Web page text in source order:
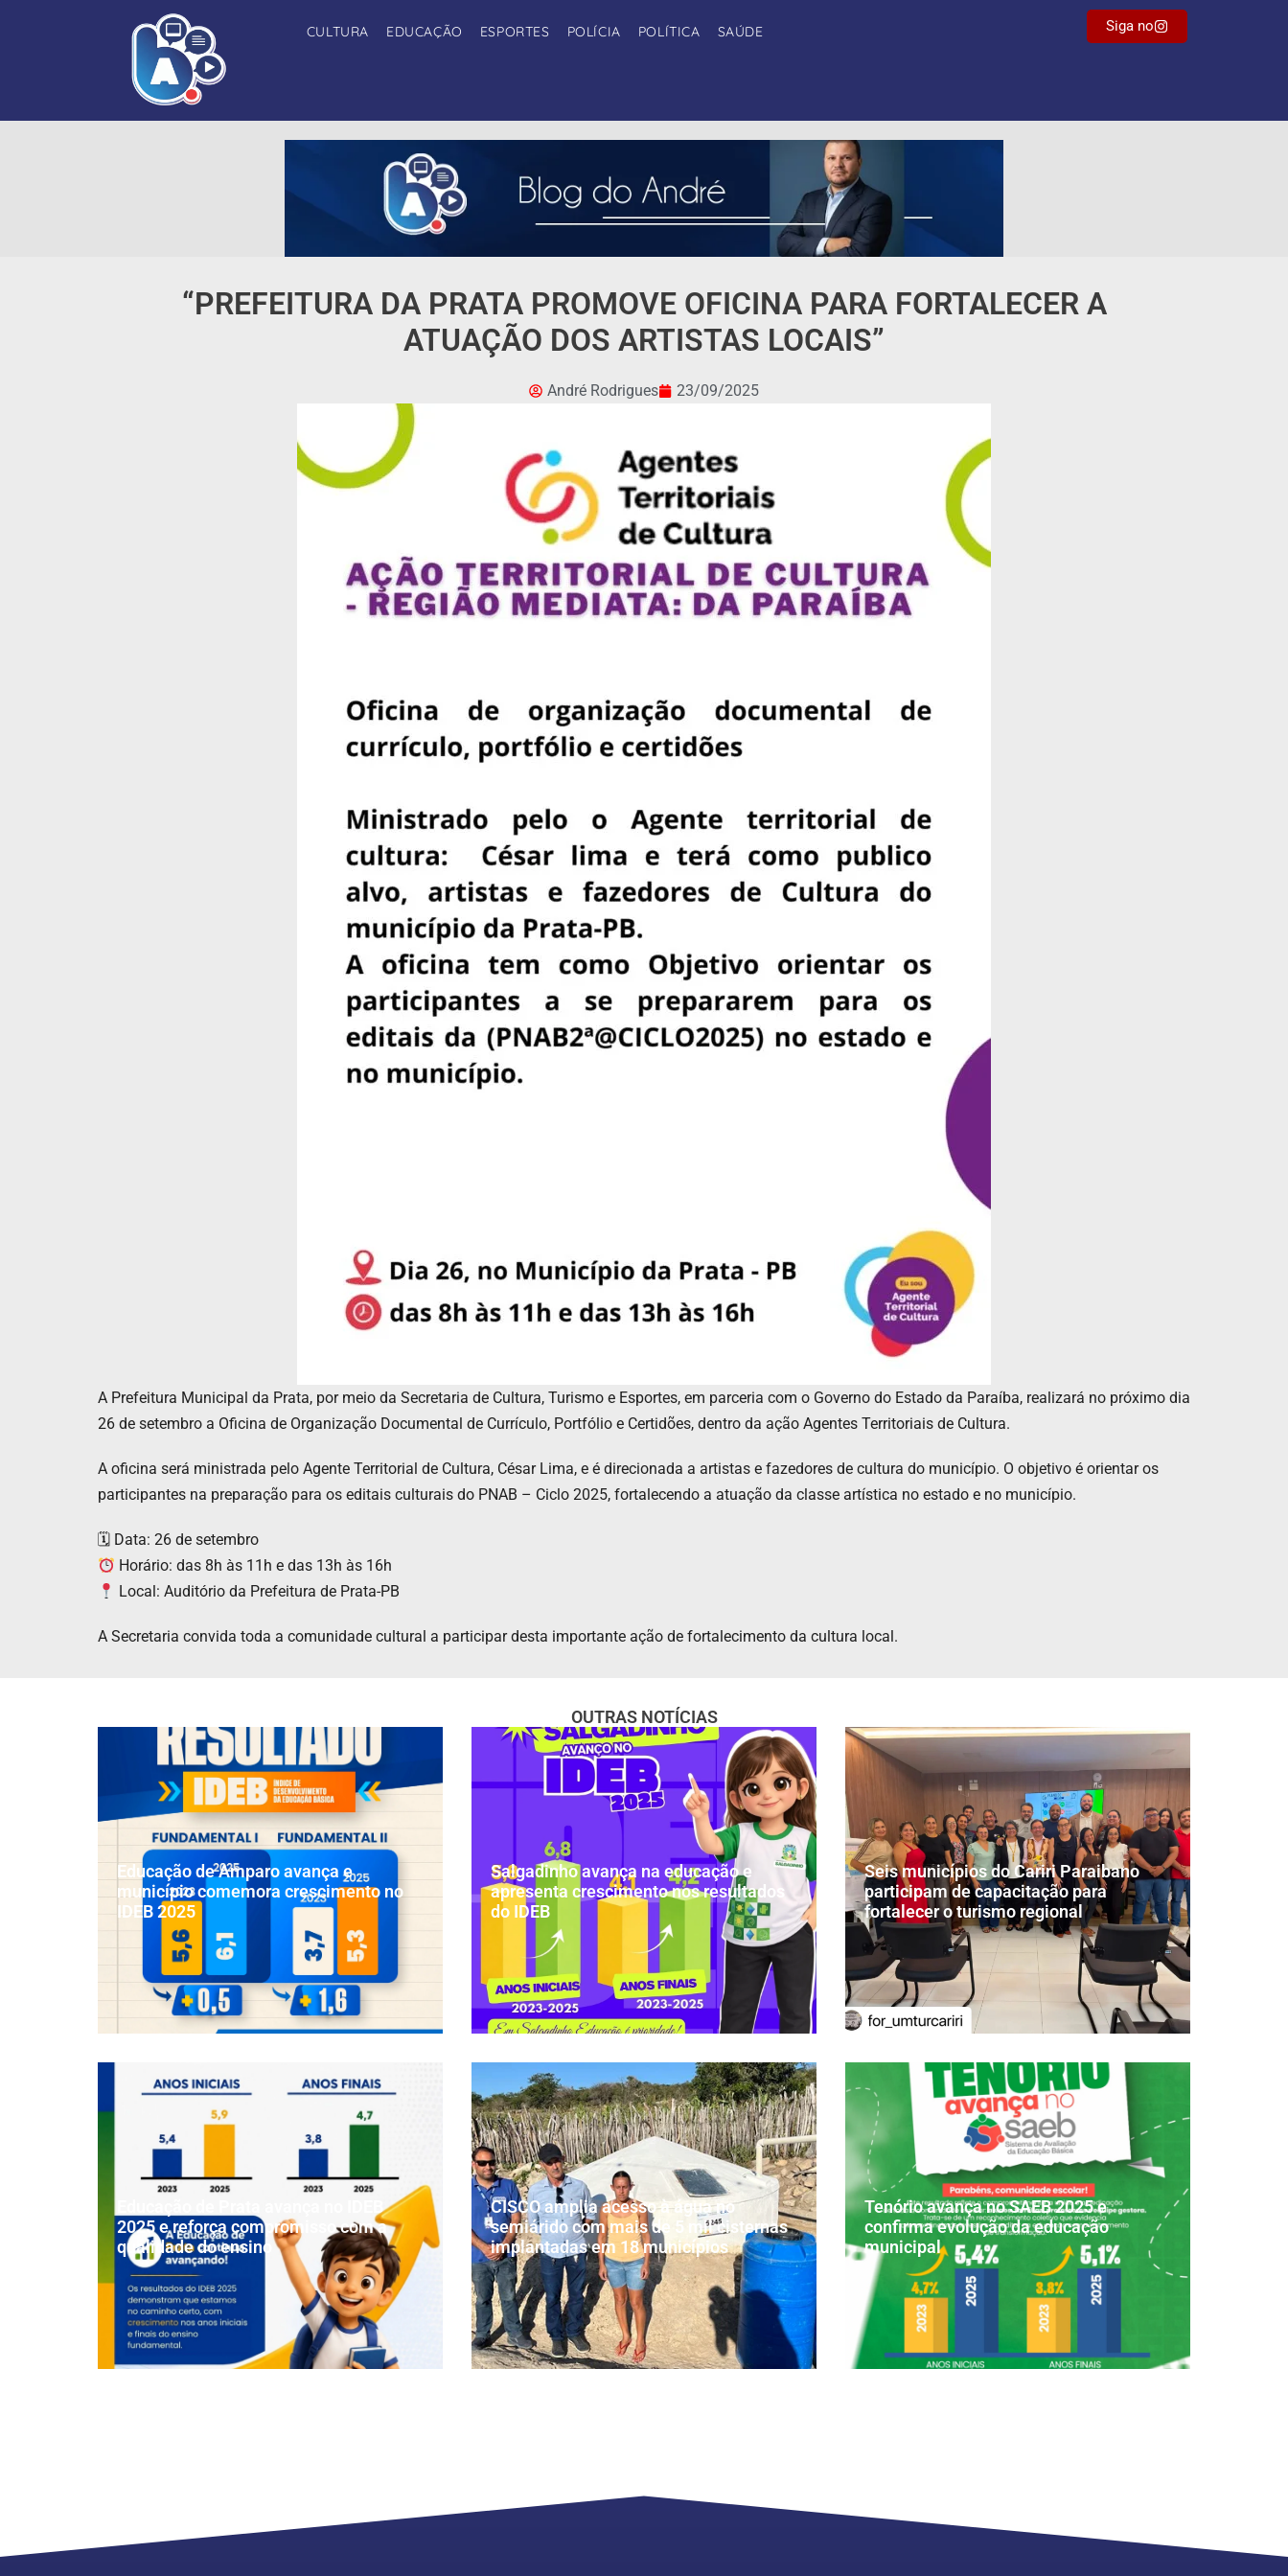
CULTURA EDUCAÇÃO ESPORTES POLÍCIA POLÍTICA SAÚDE Siga no
“PREFEITURA DA PRATA PROMOVE OFICINA PARA FORTALECER A
ATUAÇÃO DOS ARTISTAS LOCAIS”
André Rodrigues 23/09/2025
A Prefeitura Municipal da Prata, por meio da Secretaria de Cultura, Turismo e Esportes, em parceria com o Governo do Estado da Paraíba, realizará no próximo dia
26 de setembro a Oficina de Organização Documental de Currículo, Portfólio e Certidões, dentro da ação Agentes Territoriais de Cultura.
A oficina será ministrada pelo Agente Territorial de Cultura, César Lima, e é direcionada a artistas e fazedores de cultura do município. O objetivo é orientar os
participantes na preparação para os editais culturais do PNAB – Ciclo 2025, fortalecendo a atuação da classe artística no estado e no município.
🗓 Data: 26 de setembro
Horário: das 8h às 11h e das 13h às 16h
Local: Auditório da Prefeitura de Prata-PB
A Secretaria convida toda a comunidade cultural a participar desta importante ação de fortalecimento da cultura local.
OUTRAS NOTÍCIAS
Educação de Amparo avança e
município comemora crescimento no
IDEB 2025
Salgadinho avança na educação e
apresenta crescimento nos resultados
do IDEB
Seis municípios do Cariri Paraibano
participam de capacitação para
fortalecer o turismo regional
Educação de Prata avança no IDEB
2025 e reforça compromisso com a
qualidade do ensino
CISCO amplia acesso à água no
semiárido com mais de 5 mil cisternas
implantadas em 18 municípios
Tenório avança no SAEB 2025 e
confirma evolução da educação
municipal